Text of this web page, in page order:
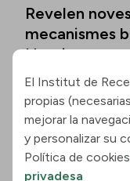
Revelen
mecanismes
Huntington
01/07/2026
Els
El Institut de
propias
mejorar la
y personalizar su
Política de
privadesa